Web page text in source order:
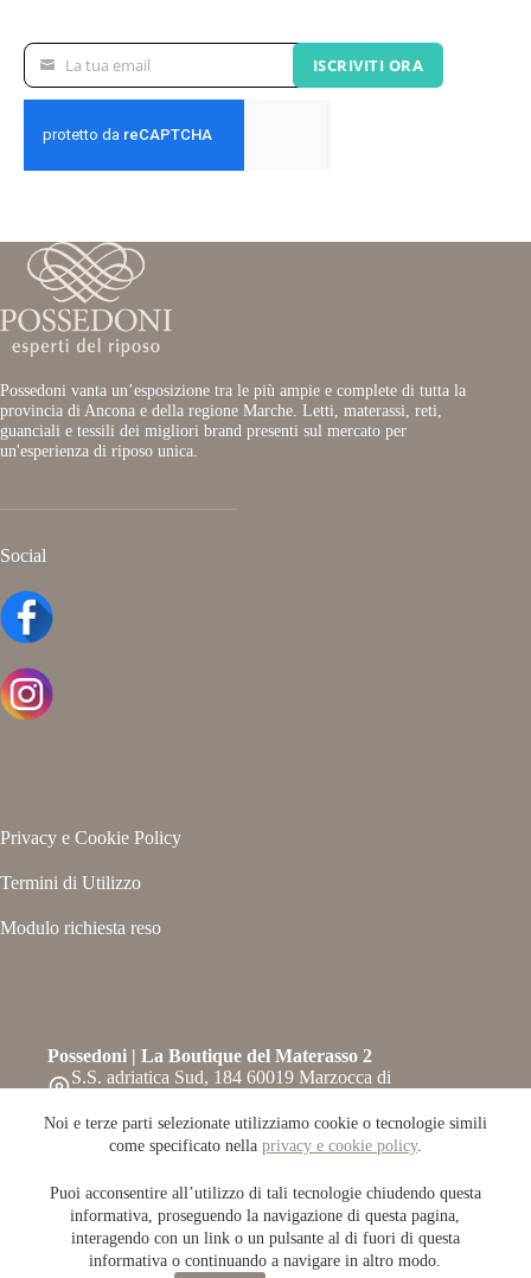
Noi e terze parti selezionate utilizziamo cookie o tecnologie simili
come specificato nella privacy e cookie policy.
Puoi acconsentire all’utilizzo di tali tecnologie chiudendo questa
informativa, proseguendo la navigazione di questa pagina,
interagendo con un link o un pulsante al di fuori di questa
informativa o continuando a navigare in altro modo.
La
tua
La tua email ISCRIVITI ORA
Possedoni vanta un’esposizione tra le più ampie e complete di tutta la
provincia di Ancona e della regione Marche. Letti, materassi, reti,
guanciali e tessili dei migliori brand presenti sul mercato per
un'esperienza di riposo unica.
Social
Privacy e Cookie Policy
Termini di Utilizzo
Modulo richiesta reso
Possedoni | La Boutique del Materasso 2
S.S. adriatica Sud, 184 60019 Marzocca di
Telefono:
071-6609708
Email:
info@possedoni.it
Copyright © 2026 Possedoni.it / P.IVA 02415560420 -
Powered byRefit